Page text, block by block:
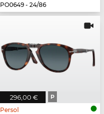
PO0649 - 24/86
296,00 € P
Persol